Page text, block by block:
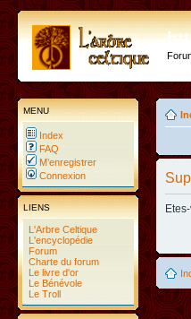
MENU
Index
FAQ
M’enregistrer
Connexion
LIENS
L'Arbre Celtique
L'encyclopédie
Forum
Charte du forum
Le livre d'or
Le Bénévole
Le Troll